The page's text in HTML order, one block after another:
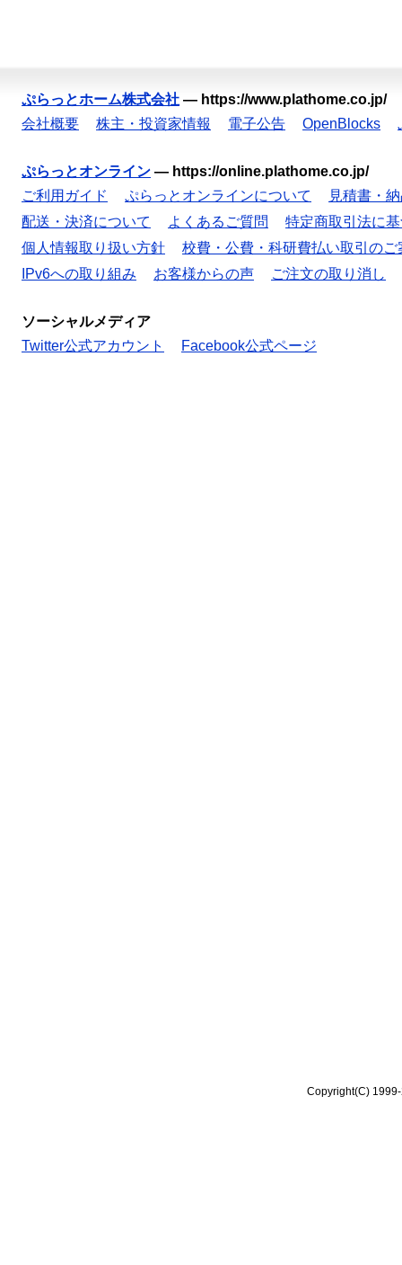
ぷらっとホーム株式会社 — https://www.plathome.co.jp/
会社概要
株主・投資家情報 電子公告 OpenBlocks
ぷらっとオンライン — https://online.plathome.co.jp/
ご利用ガイド
ぷらっとオンラインについて
見積書・
配送・決済について
よくあるご質問
特定商取引法に
個人情報取り扱い方針
校費・公費・科研費払い取引のご
IPv6への取り組み
お客様からの声 ご注文の取り消し
ソーシャルメディア
Twitter公式アカウント
Facebook公式ページ
Copyright(C)